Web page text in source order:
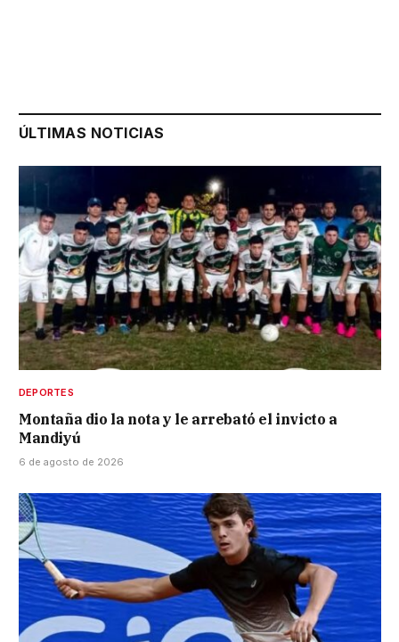
ÚLTIMAS NOTICIAS
DEPORTES
Montaña dio la nota y le arrebató el invicto a
Mandiyú
6 de agosto de 2026